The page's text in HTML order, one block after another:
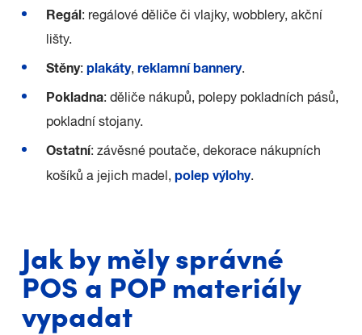
Regál : regálové děliče či vlajky, wobblery, akční
lišty.
Stěny: plakáty, reklamní bannery.
Pokladna: děliče nákupů, polepy pokladních pásů,
pokladní stojany.
Ostatní: závěsné poutače, dekorace nákupních
košíků a jejich madel, polep výlohy.
Jak by měly správné
POS a POP materiály
vypadat